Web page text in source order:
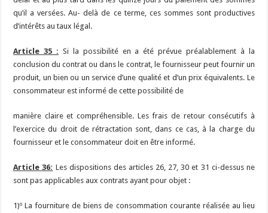
qu’il a versées. Au- delà de ce terme, ces sommes sont productives
d’intérêts au taux légal.
Article 35 : Si la possibilité en a été prévue préalablement à la
conclusion du contrat ou dans le contrat, le fournisseur peut fournir un
produit, un bien ou un service d’une qualité et d’un prix équivalents. Le
consommateur est informé de cette possibilité de
manière claire et compréhensible. Les frais de retour consécutifs à
l’exercice du droit de rétractation sont, dans ce cas, à la charge du
fournisseur et le consommateur doit en être informé.
Article 36: Les dispositions des articles 26, 27, 30 et 31 ci-dessus ne
sont pas applicables aux contrats ayant pour objet :
1)º La fourniture de biens de consommation courante réalisée au lieu